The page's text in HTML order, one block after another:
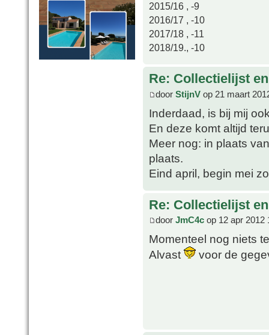
2015/16 , -9
2016/17 , -10
2017/18 , -11
2018/19., -10
Re: Collectielijst
door StijnV op 21 maart
Inderdaad, is bij mij
En deze komt altijd
Meer nog: in plaats
plaats.
Eind april, begin mei
Re: Collectielijst
door JmC4c op 12 apr 2012
Momenteel nog niets
Alvast
voor de